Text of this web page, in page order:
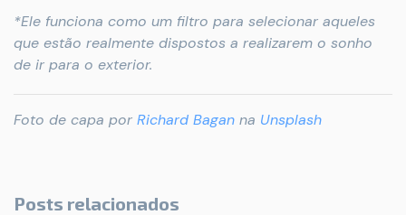
*Ele funciona como um filtro para selecionar aqueles
que estão realmente dispostos a realizarem o sonho
de ir para o exterior.
Foto de capa por Richard Bagan na Unsplash
Posts relacionados